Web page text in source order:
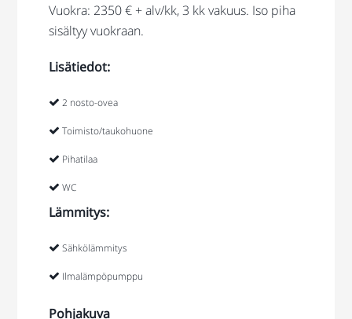
Vuokra: 2350 € + alv/kk, 3 kk vakuus. Iso piha
sisältyy vuokraan.
Lisätiedot:
2 nosto-ovea
Toimisto/taukohuone
Pihatilaa
WC
Lämmitys:
Sähkölämmitys
Ilmalämpöpumppu
Pohjakuva